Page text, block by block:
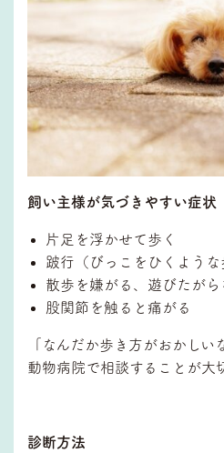
飼い主様が気づきやすい症状
片足を浮かせて歩く
跛行（びっこをひくような
散歩を嫌がる、遊びたがら
股関節を触ると痛がる
「なんだか歩き方がおかしい
動物病院で相談することが大
診断方法